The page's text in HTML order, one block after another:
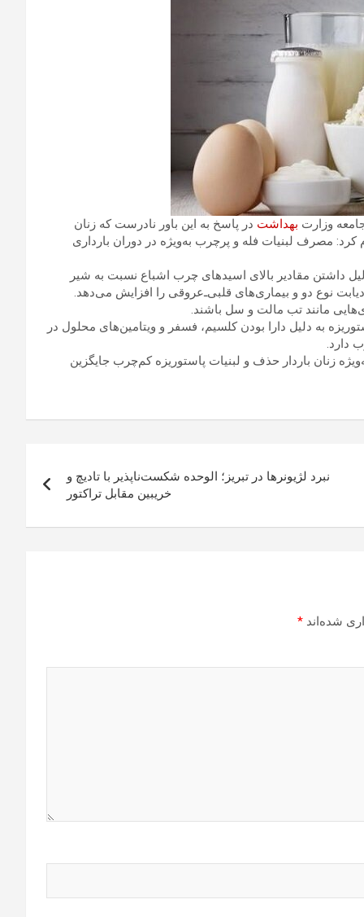
بهداشت در پاسخ به این باور نادرست که زنان
کرد: مصرف لبنیات فله و پرچرب به‌ویژه در دوران بارداری
داشتن مقادیر بالای اسیدهای چرب اشباع نسبت به شیر
نوع دو و بیماری‌های قلبی‌ـ‌عروقی را افزایش می‌دهد.
مانند تب مالت و سل باشند.
به دلیل دارا بودن کلسیم، فسفر و ویتامین‌های محلول در
دارد.
زنان باردار حذف و لبنیات پاستوریزه کم‌چرب جایگزین
نبرد لژیونرها در تبریز؛ الوحده شکست‌ناپذیر با تادیچ و
خریبین مقابل تراکتور
شده‌اند *